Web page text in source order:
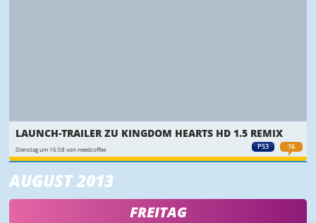
PS3 16
LAUNCH-TRAILER ZU KINGDOM HEARTS HD 1.5 REMIX
Dienstag um 16:58 von needcoffee
AUGUST 2013
FREITAG